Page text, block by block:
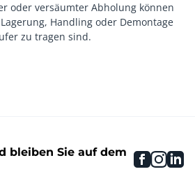
oder versäumter Abholung können
Handling oder Demontage
zu tragen sind.
bleiben Sie auf dem